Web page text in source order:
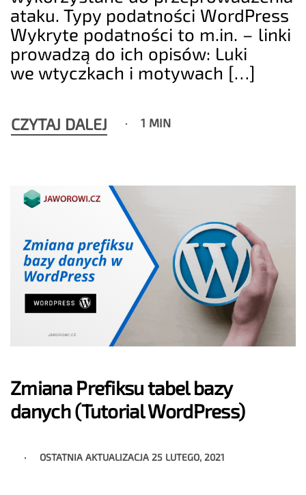
ataku. Typy podatności WordPress
Wykryte podatności to m.in. – linki
prowadzą do ich opisów: Luki
we wtyczkach i motywach […]
CZYTAJ DALEJ 1 MIN
Zmiana Prefiksu tabel bazy
danych (Tutorial WordPress)
OSTATNIA AKTUALIZACJA 25 LUTEGO, 2021